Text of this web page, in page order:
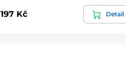
197 Kč Detail